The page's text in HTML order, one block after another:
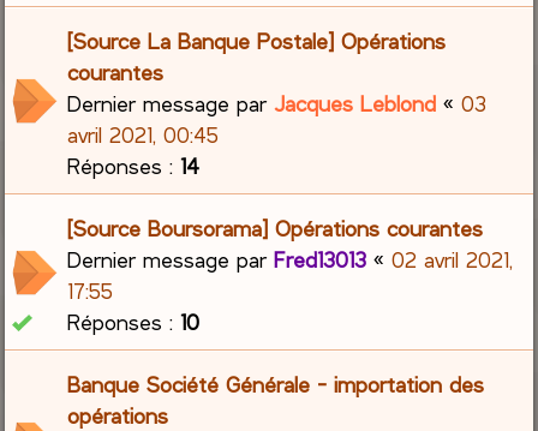
[Source La Banque Postale] Opérations
courantes
Dernier message parJacques Leblond «03
avril 2021, 00:45
Réponses :14
[Source Boursorama] Opérations courantes
Dernier message parFred13013 «02 avril 2021,
17:55
Réponses :10
Banque Société Générale - importation des
opérations